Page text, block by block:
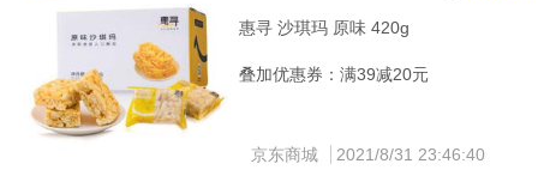
惠寻 沙琪玛 原味 420g
叠加优惠券：满39减20元
京东商城 2021/8/31 23:46:40